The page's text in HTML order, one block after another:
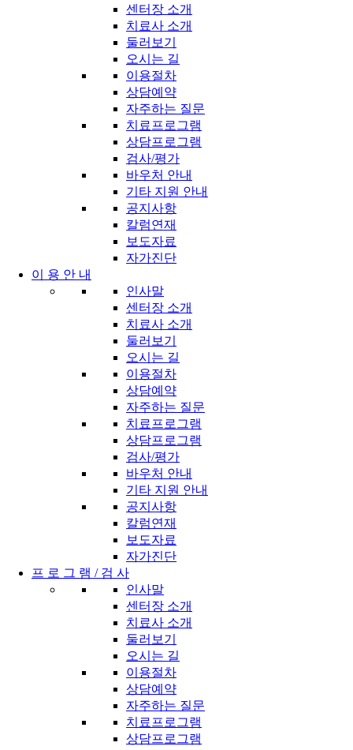
센터장 소개
치료사 소개
둘러보기
오시는 길
이용절차
상담예약
자주하는 질문
치료프로그램
상담프로그램
검사/평가
바우처 안내
기타 지원 안내
공지사항
칼럼연재
보도자료
자가진단
이 용 안 내
인사말
센터장 소개
치료사 소개
둘러보기
오시는 길
이용절차
상담예약
자주하는 질문
치료프로그램
상담프로그램
검사/평가
바우처 안내
기타 지원 안내
공지사항
칼럼연재
보도자료
자가진단
프 로 그 램 / 검 사
인사말
센터장 소개
치료사 소개
둘러보기
오시는 길
이용절차
상담예약
자주하는 질문
치료프로그램
상담프로그램